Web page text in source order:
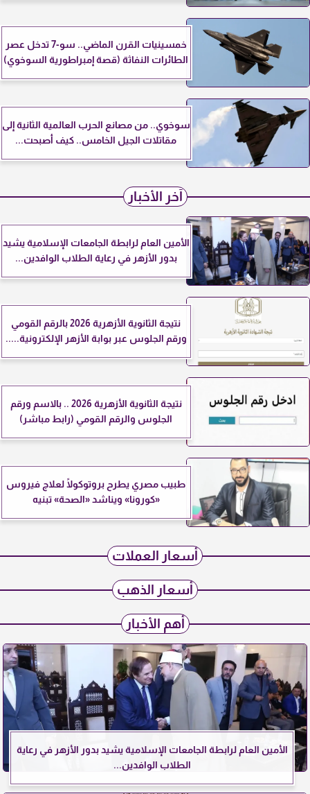
خمسينيات القرن الماضي.. سو-7 تدخل عصر
الطائرات النفاثة (قصة إمبراطورية السوخوي)
سوخوي.. من مصانع الحرب العالمية الثانية إلى
مقاتلات الجيل الخامس.. كيف أصبحت...
آخر الأخبار
الأمين العام لرابطة الجامعات الإسلامية يشيد
بدور الأزهر في رعاية الطلاب الوافدين...
نتيجة الثانوية الأزهرية 2026 بالرقم القومي
ورقم الجلوس عبر بوابة الأزهر الإلكترونية.....
نتيجة الثانوية الأزهرية 2026 .. بالاسم ورقم
الجلوس والرقم القومي (رابط مباشر)
طبيب مصري يطرح بروتوكولًا لعلاج فيروس
«كورونا» ويناشد «الصحة» تبنيه
أسعار العملات
أسعار الذهب
أهم الأخبار
الأمين العام لرابطة الجامعات الإسلامية يشيد بدور الأزهر في رعاية
الطلاب الوافدين...